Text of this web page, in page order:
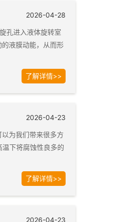
2026-04-28
孔进入液体旋转室
液膜动能，从而形
了解详情>>
2026-04-23
为我们带来很多方
下将腐蚀性良多的
了解详情>>
2026-04-23